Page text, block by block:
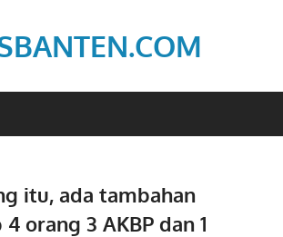
itu, ada tambahan
orang 3 AKBP dan 1